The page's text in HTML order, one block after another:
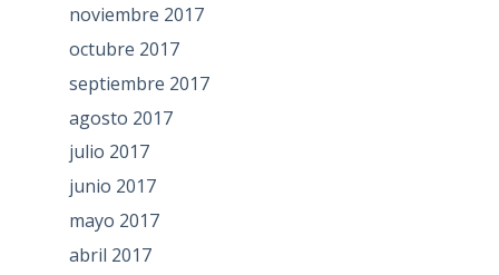
noviembre 2017
octubre 2017
septiembre 2017
agosto 2017
julio 2017
junio 2017
mayo 2017
abril 2017